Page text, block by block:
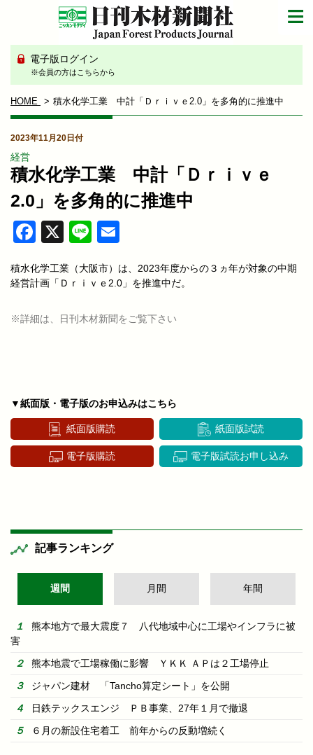
電子版ログイン
※会員の方はこちらから
HOME 積水化学工業 中計「Ｄｒｉｖｅ2.0」を多角的に推進中
2023年11月20日付
経営
積水化学工業 中計「Ｄｒｉｖｅ
2.0」を多角的に推進中
Facebook
X Line
積水化学工業（大阪市）は、2023年度からの３ヵ年が対象の中期
経営計画「Ｄｒｉｖｅ2.0」を推進中だ。
※詳細は、日刊木材新聞をご覧下さい
▼紙面版・電子版のお申込みはこちら
紙面版購読 紙面版試読
電子版購読 電子版試読お申し込み
記事ランキング
週間 月間 年間
熊本地方で最大震度７ 八代地域中心に工場やインフラに被
害
熊本地震で工場稼働に影響 ＹＫＫ ＡＰは２工場停止
ジャパン建材 「Tancho算定シート」を公開
日鉄テックスエンジ ＰＢ事業、27年１月で撤退
６月の新設住宅着工 前年からの反動増続く